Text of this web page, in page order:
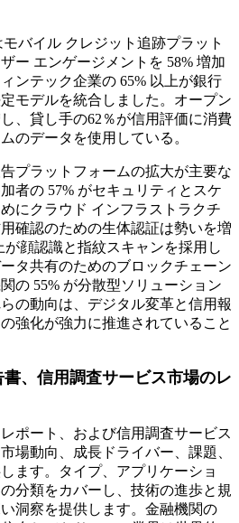
モバイル クレジット追跡プラット
ー エンゲージメントを 58% 増加
ンテック企業の 65% 以上が銀行
モデルを統合しました。オープン
、貸し手の62％が信用評価に消費
のデータを使用している。
プラットフォームの拡大が主要な
者の 57% がセキュリティとスケ
にクラウド インフラストラクチ
確認のための生体認証は勢いを増
が顔認識と指紋スキャンを採用し
タ共有のためのブロックチェーン
の 55% が分散型ソリューション
の動向は、デジタル変革と信用報
強化が強力に推進されていること
、信用調査サービス市場のレ
ポート、および信用調査サービス
場動向、成長ドライバー、課題、
ます。タイプ、アプリケーショ
分類をカバーし、技術の進歩と規
洞察を提供します。金融機関の